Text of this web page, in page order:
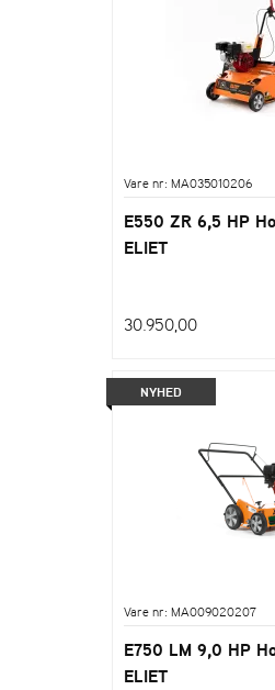
Vare nr: MA035010206
E550 ZR 6,5 HP
ELIET
30.950,00
NYHED
Vare nr: MA009020207
E750 LM 9,0 HP
ELIET